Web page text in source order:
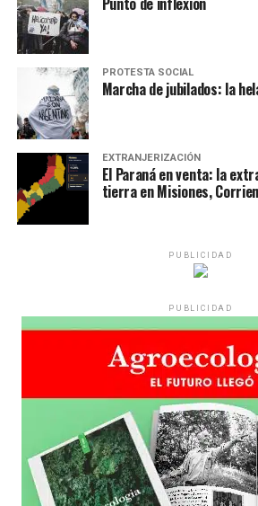
PROTESTA SOCIAL
Marcha de jubilados: la
EXTRANJERIZACIÓN
El Paraná en venta: la
tierra en Misiones,
PUBLICIDAD
PUBLICIDAD